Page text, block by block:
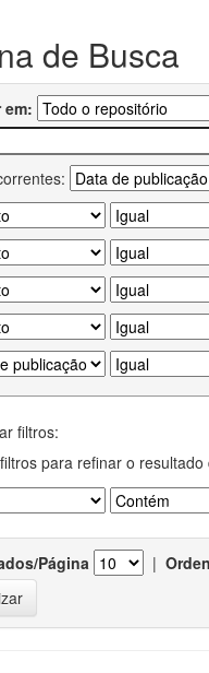
de Busca
em:
filtros:
para refinar o resultado
Página |